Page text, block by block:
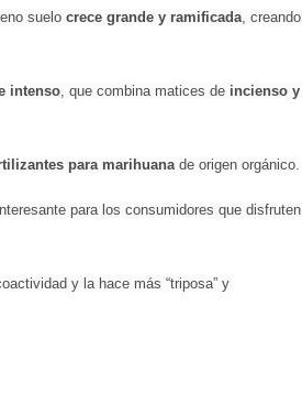
suelo crece grande y ramificada , creando
intenso , que combina matices de incienso y
para marihuana de origen orgánico.
para los consumidores que disfruten
y la hace más “triposa” y